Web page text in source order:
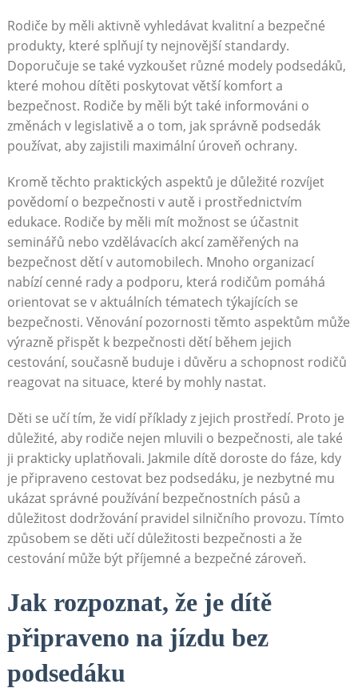
Rodiče by měli aktivně vyhledávat kvalitní a bezpečné
produkty, které splňují ty nejnovější standardy.
Doporučuje se také vyzkoušet různé modely podsedáků,
které mohou dítěti poskytovat větší komfort a
bezpečnost. Rodiče by měli být také informováni o
změnách v legislativě a o tom, jak správně podsedák
používat, aby zajistili maximální úroveň ochrany.
Kromě těchto praktických aspektů je důležité rozvíjet
povědomí o bezpečnosti v autě i prostřednictvím
edukace. Rodiče by měli mít možnost se účastnit
seminářů nebo vzdělávacích akcí zaměřených na
bezpečnost dětí v automobilech. Mnoho organizací
nabízí cenné rady a podporu, která rodičům pomáhá
orientovat se v aktuálních tématech týkajících se
bezpečnosti. Věnování pozornosti těmto aspektům může
výrazně přispět k bezpečnosti dětí během jejich
cestování, současně buduje i důvěru a schopnost rodičů
reagovat na situace, které by mohly nastat.
Děti se učí tím, že vidí příklady z jejich prostředí. Proto je
důležité, aby rodiče nejen mluvili o bezpečnosti, ale také
ji prakticky uplatňovali. Jakmile dítě doroste do fáze, kdy
je připraveno cestovat bez podsedáku, je nezbytné mu
ukázat správné používání bezpečnostních pásů a
důležitost dodržování pravidel silničního provozu. Tímto
způsobem se děti učí důležitosti bezpečnosti a že
cestování může být příjemné a bezpečné zároveň.
Jak rozpoznat, že je dítě
připraveno na jízdu bez
podsedáku